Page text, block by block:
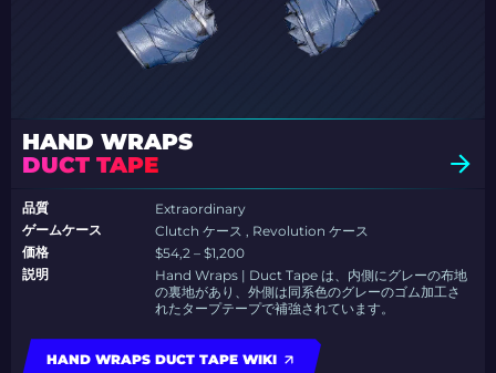
HAND WRAPS
DUCT TAPE
品質
Extraordinary
ゲームケース
Clutch ケース , Revolution ケース
価格
$54,2 – $1,200
説明
Hand Wraps | Duct Tape は、内側にグレーの布地
の裏地があり、外側は同系色のグレーのゴム加工さ
れたタープテープで補強されています。
HAND WRAPS DUCT TAPE WIKI